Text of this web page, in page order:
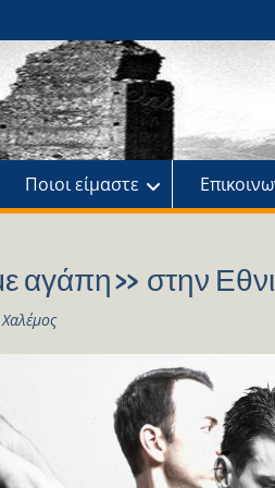
Ποιοι είμαστε
αγάπη» στην